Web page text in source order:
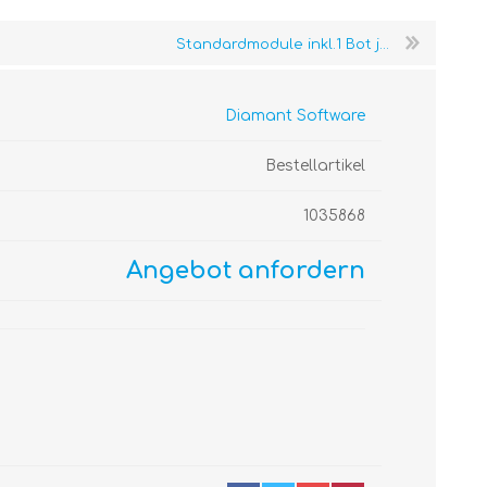
Standardmodule inkl.1 Bot j...
Diamant Software
Bestellartikel
1035868
Angebot anfordern